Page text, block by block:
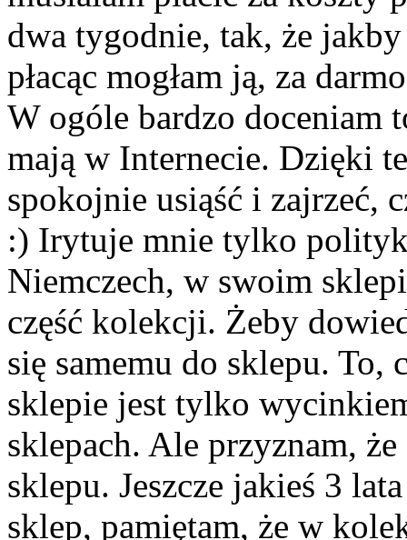
dwa tygodnie, tak, że
płacąc mogłam ją, za
W ogóle bardzo doceniam
mają w Internecie. Dzięki
spokojnie usiąść i zajrzeć,
:) Irytuje mnie tylko
Niemczech, w swoim
część kolekcji. Żeby
się samemu do sklepu.
sklepie jest tylko
sklepach. Ale przyznam,
sklepu. Jeszcze jakieś 3
sklep, pamiętam, że w